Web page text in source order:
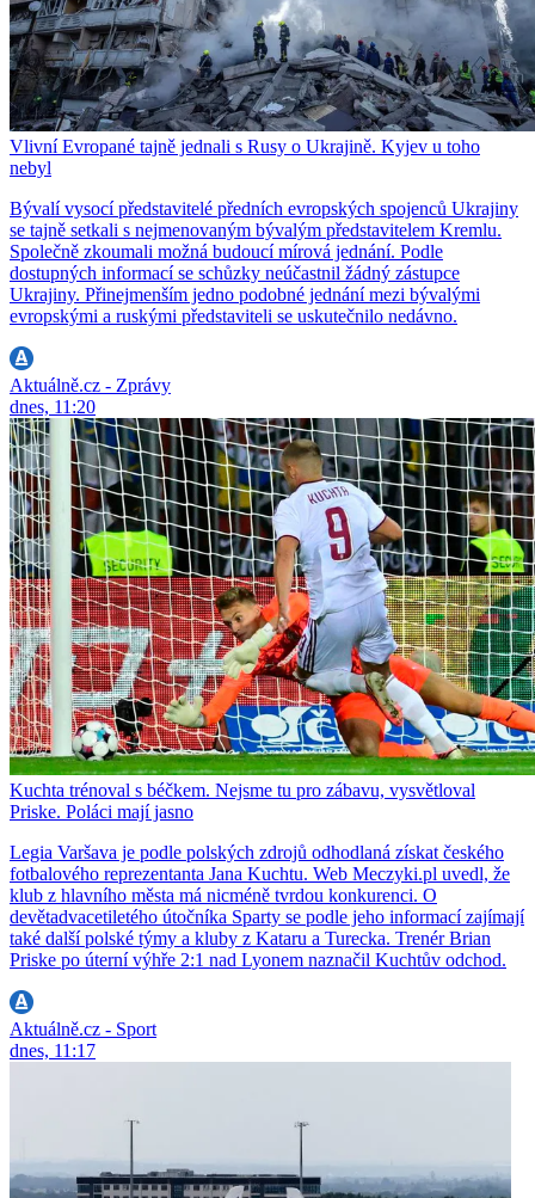
Vlivní Evropané tajně jednali s Rusy o Ukrajině. Kyjev u toho
nebyl
Bývalí vysocí představitelé předních evropských spojenců Ukrajiny
se tajně setkali s nejmenovaným bývalým představitelem Kremlu.
Společně zkoumali možná budoucí mírová jednání. Podle
dostupných informací se schůzky neúčastnil žádný zástupce
Ukrajiny. Přinejmenším jedno podobné jednání mezi bývalými
evropskými a ruskými představiteli se uskutečnilo nedávno.
Aktuálně.cz - Zprávy
dnes, 11:20
Kuchta trénoval s béčkem. Nejsme tu pro zábavu, vysvětloval
Priske. Poláci mají jasno
Legia Varšava je podle polských zdrojů odhodlaná získat českého
fotbalového reprezentanta Jana Kuchtu. Web Meczyki.pl uvedl, že
klub z hlavního města má nicméně tvrdou konkurenci. O
devětadvacetiletého útočníka Sparty se podle jeho informací zajímají
také další polské týmy a kluby z Kataru a Turecka. Trenér Brian
Priske po úterní výhře 2:1 nad Lyonem naznačil Kuchtův odchod.
Aktuálně.cz - Sport
dnes, 11:17